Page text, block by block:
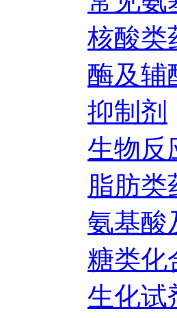
核酸类
酶及辅
抑制剂
生物反
脂肪类
氨基酸
糖类化
生化试